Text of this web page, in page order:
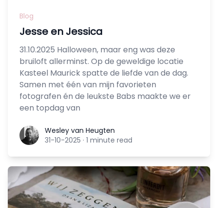
Blog
Jesse en Jessica
31.10.2025 Halloween, maar eng was deze
bruiloft allerminst. Op de geweldige locatie
Kasteel Maurick spatte de liefde van de dag.
Samen met één van mijn favorieten
fotografen én de leukste Babs maakte we er
een topdag van
Wesley van Heugten
Wesley van Heugten
31-10-2025 · 1 minute read